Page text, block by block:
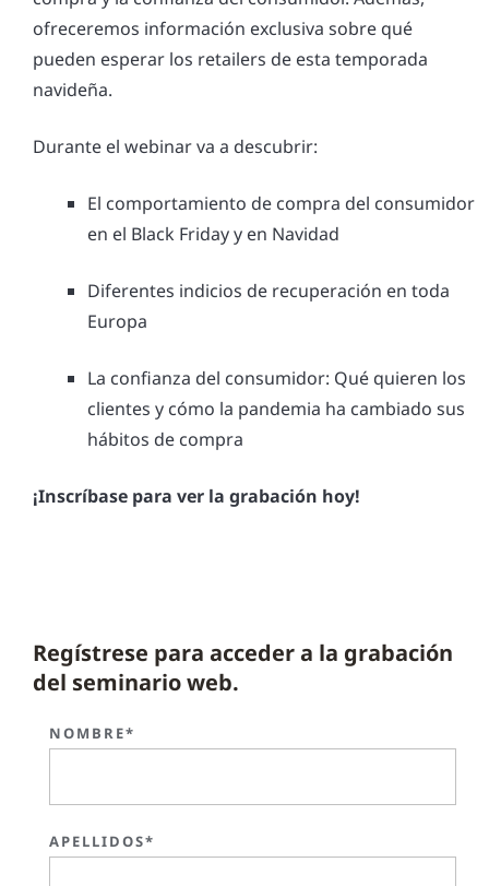
ofreceremos información exclusiva sobre qué
pueden esperar los retailers de esta temporada
navideña.
Durante el webinar va a descubrir:
El comportamiento de compra del consumidor
en el Black Friday y en Navidad
Diferentes indicios de recuperación en toda
Europa
La confianza del consumidor: Qué quieren los
clientes y cómo la pandemia ha cambiado sus
hábitos de compra
¡Inscríbase para ver la grabación hoy!
Regístrese para acceder a la grabación
del seminario web.
NOMBRE*
APELLIDOS*